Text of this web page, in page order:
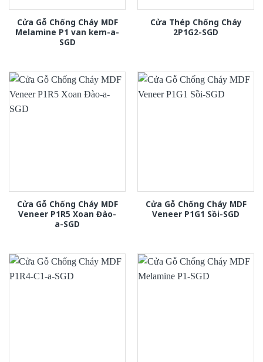
Cửa Gỗ Chống Cháy MDF
Melamine P1 van kem-a-
SGD
Cửa Thép Chống Cháy
2P1G2-SGD
Cửa Gỗ Chống Cháy MDF
Veneer P1R5 Xoan Đào-
a-SGD
Cửa Gỗ Chống Cháy MDF
Veneer P1G1 Sồi-SGD